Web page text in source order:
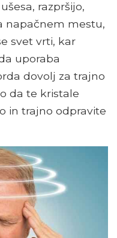
razpršijo,
napačnem mestu,
svet vrti, kar
uporaba
dovolj za trajno
da te kristale
in trajno odpravite